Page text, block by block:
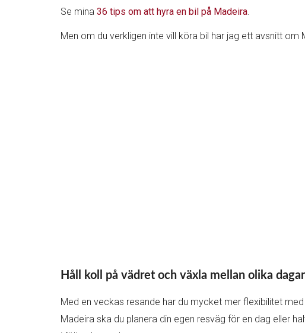
Se mina 36 tips om att hyra en bil på Madeira.
Men om du verkligen inte vill köra bil har jag ett avsnitt om
Håll koll på vädret och växla mellan olika dagar
Med en veckas resande har du mycket mer flexibilitet
Madeira ska du planera din egen resväg för en dag eller